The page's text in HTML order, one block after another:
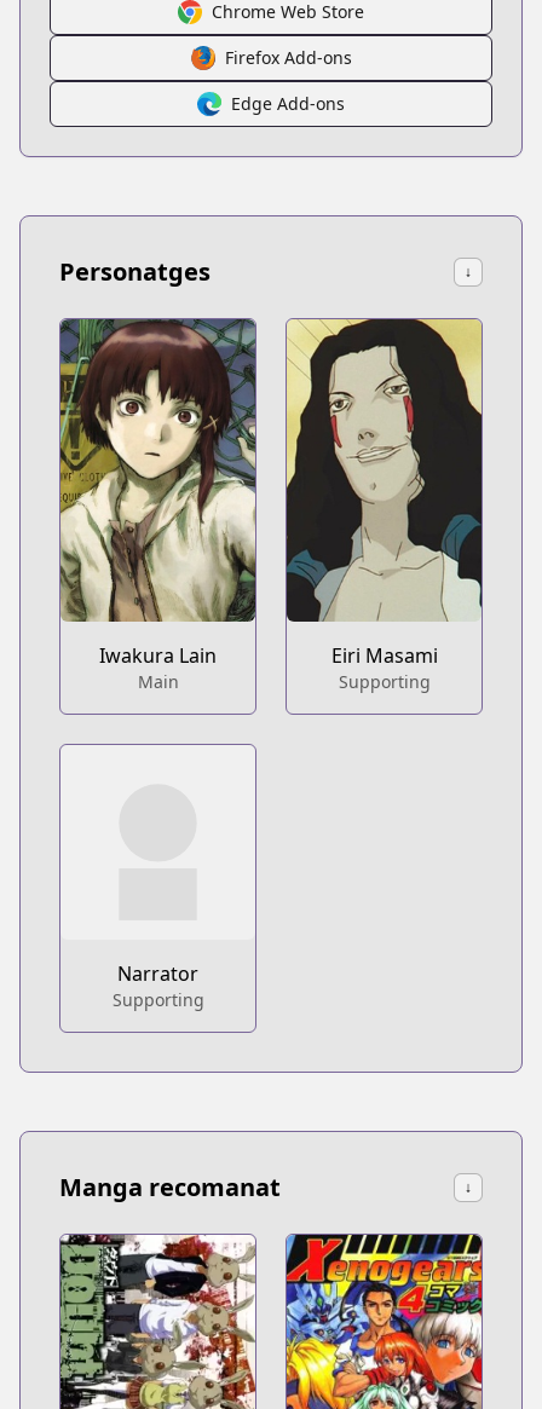
Chrome Web Store
Firefox Add-ons
Edge Add-ons
Personatges ↓
Iwakura Lain
Main
Eiri Masami
Supporting
Narrator
Supporting
Manga recomanat ↓